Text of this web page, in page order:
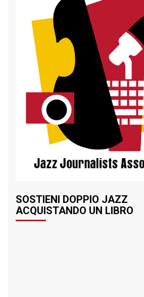
SOSTIENI DOPPIO JAZZ
ACQUISTANDO UN LIBRO